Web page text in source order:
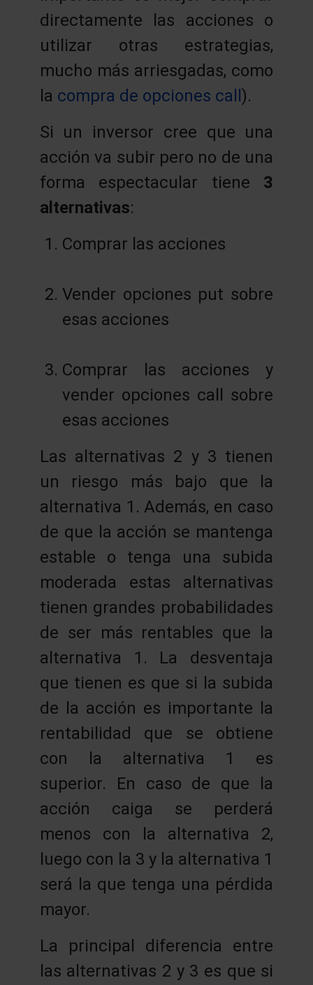
directamente las acciones o
utilizar otras estrategias,
mucho más arriesgadas, como
la compra de opciones call).
Si un inversor cree que una
acción va subir pero no de una
forma espectacular tiene 3
alternativas:
Comprar las acciones
Vender opciones put sobre
esas acciones
Comprar las acciones y
vender opciones call sobre
esas acciones
Las alternativas 2 y 3 tienen
un riesgo más bajo que la
alternativa 1. Además, en caso
de que la acción se mantenga
estable o tenga una subida
moderada estas alternativas
tienen grandes probabilidades
de ser más rentables que la
alternativa 1. La desventaja
que tienen es que si la subida
de la acción es importante la
rentabilidad que se obtiene
con la alternativa 1 es
superior. En caso de que la
acción caiga se perderá
menos con la alternativa 2,
luego con la 3 y la alternativa 1
será la que tenga una pérdida
mayor.
La principal diferencia entre
las alternativas 2 y 3 es que si